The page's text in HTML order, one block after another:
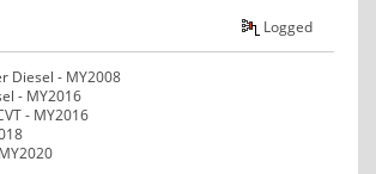
Logged
Diesel - MY2008
- MY2016
- MY2016